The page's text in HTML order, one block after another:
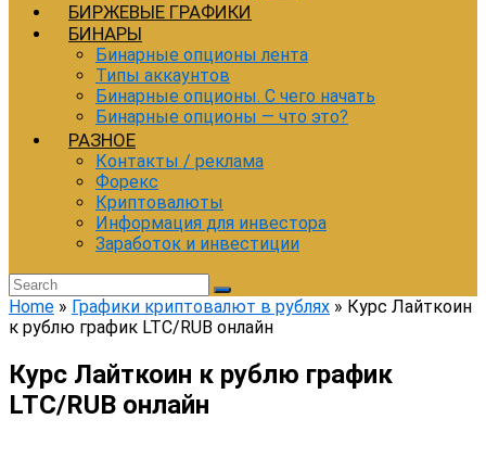
БИРЖЕВЫЕ ГРАФИКИ
БИНАРЫ
Бинарные опционы лента
Типы аккаунтов
Бинарные опционы. С чего начать
Бинарные опционы — что это?
РАЗНОЕ
Контакты / реклама
Форекс
Криптовалюты
Информация для инвестора
Заработок и инвестиции
Home » Графики криптовалют в рублях » Курс Лайткоин
к рублю график LTC/RUB онлайн
Курс Лайткоин к рублю график
LTC/RUB онлайн